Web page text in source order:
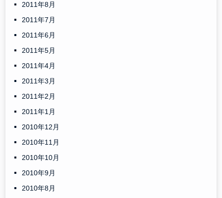
2011年8月
2011年7月
2011年6月
2011年5月
2011年4月
2011年3月
2011年2月
2011年1月
2010年12月
2010年11月
2010年10月
2010年9月
2010年8月